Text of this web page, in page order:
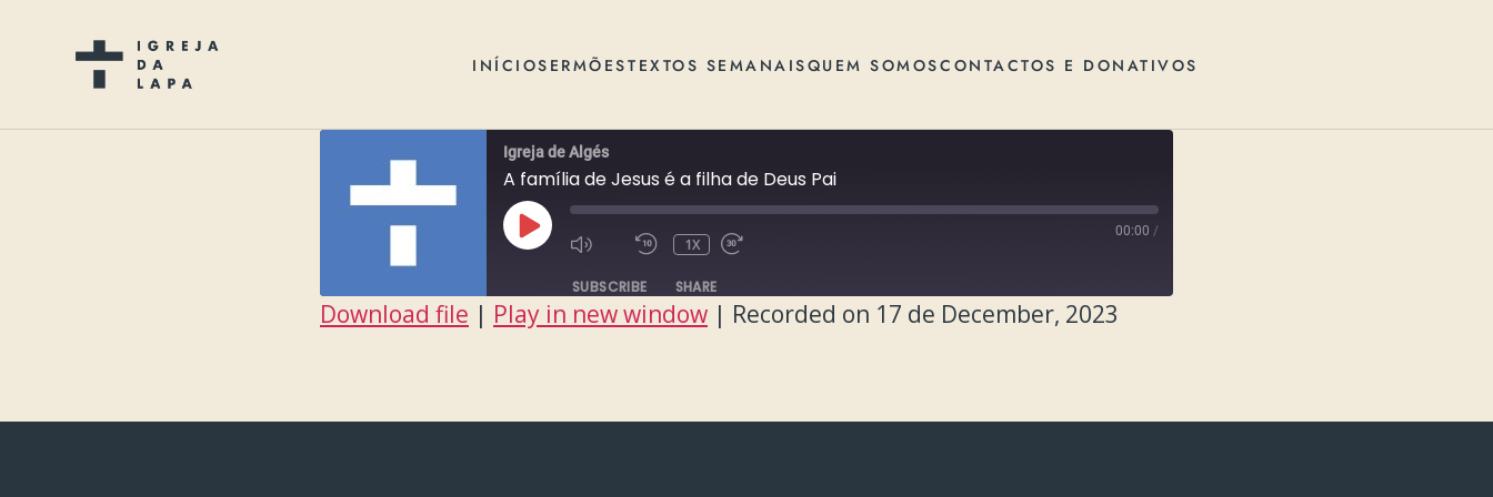
INÍCIOSERMÕESTEXTOS SEMANAISQUEM SOMOSCONTACTOS E DONATIVOS
Igreja de Algés
A família de Jesus é a filha de Deus Pai
PLAY
EPISODE
1X
00:00 /
SUBSCRIBE SHARE
Download file | Play in new window | Recorded on 17 de December, 2023